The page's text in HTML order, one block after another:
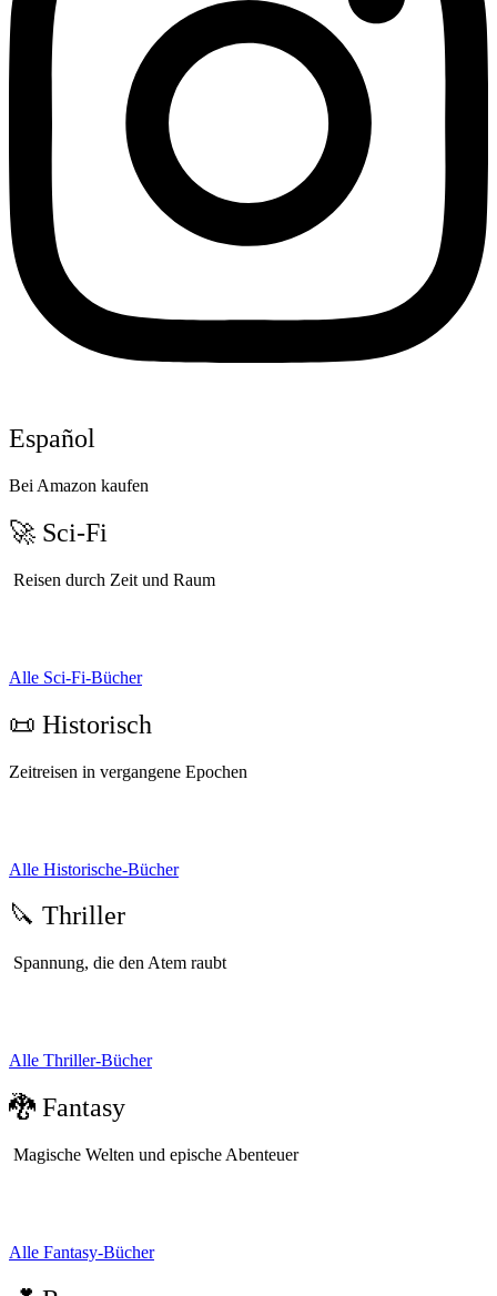
Español
Bei Amazon kaufen
🚀 Sci-Fi
Reisen durch Zeit und Raum
Alle Sci-Fi-Bücher
📜 Historisch
Zeitreisen in vergangene Epochen
Alle Historische-Bücher
🔪 Thriller
Spannung, die den Atem raubt
Alle Thriller-Bücher
🐉 Fantasy
Magische Welten und epische Abenteuer
Alle Fantasy-Bücher